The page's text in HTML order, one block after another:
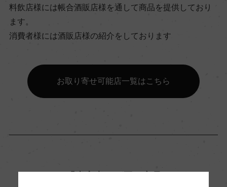
ビオ情報・認証機関
ー
有機JAS認証
料飲店様には帳合酒販店様を通して商品を提供しており
ます。
消費者様には酒販店様の紹介をしております
お取り寄せ可能店一覧はこちら
「生産者」が同じ商品